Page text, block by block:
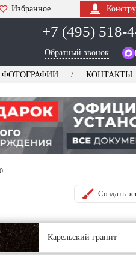
Избранное
+7 (495) 518-
Обратный звонок
ФОТОГРАФИИ КОНТАКТЫ
Создать
Карельский гранит